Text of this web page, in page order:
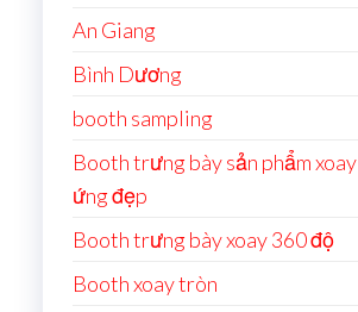
An Giang
Bình Dương
booth sampling
Booth trưng bày sản phẩm
ứng đẹp
Booth trưng bày xoay 360 độ
Booth xoay tròn